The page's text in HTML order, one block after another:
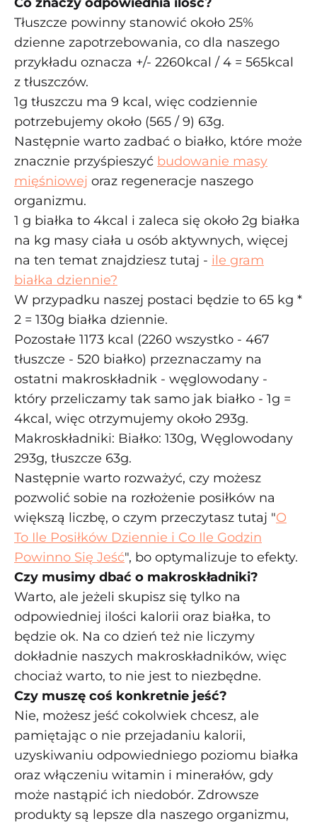
Co znaczy odpowiednia ilość?
Tłuszcze powinny stanowić około 25%
dzienne zapotrzebowania, co dla naszego
przykładu oznacza +/- 2260kcal / 4 = 565kcal
z tłuszczów.
1g tłuszczu ma 9 kcal, więc codziennie
potrzebujemy około (565 / 9) 63g.
Następnie warto zadbać o białko, które może
znacznie przyśpieszyć budowanie masy
mięśniowej oraz regeneracje naszego
organizmu.
1 g białka to 4kcal i zaleca się około 2g białka
na kg masy ciała u osób aktywnych, więcej
na ten temat znajdziesz tutaj - ile gram
białka dziennie?
W przypadku naszej postaci będzie to 65 kg *
2 = 130g białka dziennie.
Pozostałe 1173 kcal (2260 wszystko - 467
tłuszcze - 520 białko) przeznaczamy na
ostatni makroskładnik - węglowodany -
który przeliczamy tak samo jak białko - 1g =
4kcal, więc otrzymujemy około 293g.
Makroskładniki: Białko: 130g, Węglowodany
293g, tłuszcze 63g.
Następnie warto rozważyć, czy możesz
pozwolić sobie na rozłożenie posiłków na
większą liczbę, o czym przeczytasz tutaj "O
To Ile Posiłków Dziennie i Co Ile Godzin
Powinno Się Jeść", bo optymalizuje to efekty.
Czy musimy dbać o makroskładniki?
Warto, ale jeżeli skupisz się tylko na
odpowiedniej ilości kalorii oraz białka, to
będzie ok. Na co dzień też nie liczymy
dokładnie naszych makroskładników, więc
chociaż warto, to nie jest to niezbędne.
Czy muszę coś konkretnie jeść?
Nie, możesz jeść cokolwiek chcesz, ale
pamiętając o nie przejadaniu kalorii,
uzyskiwaniu odpowiedniego poziomu białka
oraz włączeniu witamin i minerałów, gdy
może nastąpić ich niedobór. Zdrowsze
produkty są lepsze dla naszego organizmu,